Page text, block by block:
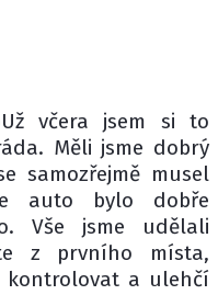
včera jsem si to
Měli jsme dobrý
samozřejmě musel
auto bylo dobře
Vše jsme udělali
z prvního místa,
kontrolovat a ulehčí